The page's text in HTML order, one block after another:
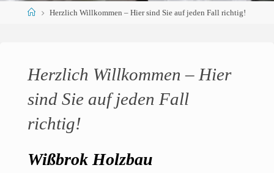
HomeHerzlich Willkommen – Hier sind Sie auf jeden Fall richtig!
Herzlich Willkommen – Hier
sind Sie auf jeden Fall
richtig!
Wißbrok Holzbau